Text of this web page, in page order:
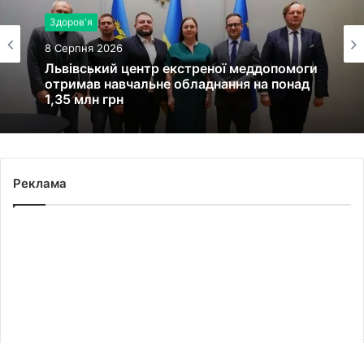
Здоров'я
8 Серпня 2026
Львівський центр екстреної меддопомоги
отримав навчальне обладнання на понад
1,35 млн грн
Реклама